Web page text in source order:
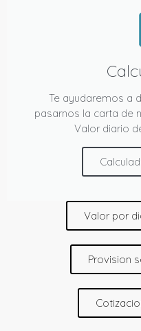
Te ayudaremos a
pasarnos la carta de
Valor diario
Valor por
Provision